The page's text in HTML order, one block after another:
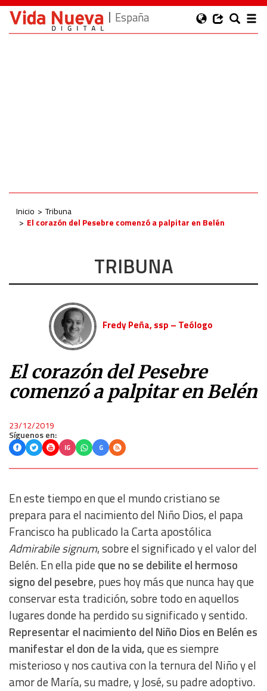
España
Inicio
Tribuna
El corazón del Pesebre comenzó a palpitar en Belén
TRIBUNA
Fredy Peña, ssp – Teólogo
El corazón del Pesebre
comenzó a palpitar en Belén
23/12/2019
Síguenos en:
IG G
En este tiempo en que el mundo cristiano se
prepara para el nacimiento del Niño Dios, el papa
Francisco ha publicado la Carta apostólica
Admirabile signum, sobre el significado y el valor del
Belén. En ella pideque no se debilite el hermoso
signo del pesebre, pues hoy más que nunca hay que
conservar esta tradición, sobre todo en aquellos
lugares donde ha perdido su significado y sentido.
Representar el nacimiento del Niño Dios en Belén es
manifestar el don de la vida,que es siempre
misterioso y nos cautiva con la ternura del Niño y el
amor de María, su madre, y José, su padre adoptivo.